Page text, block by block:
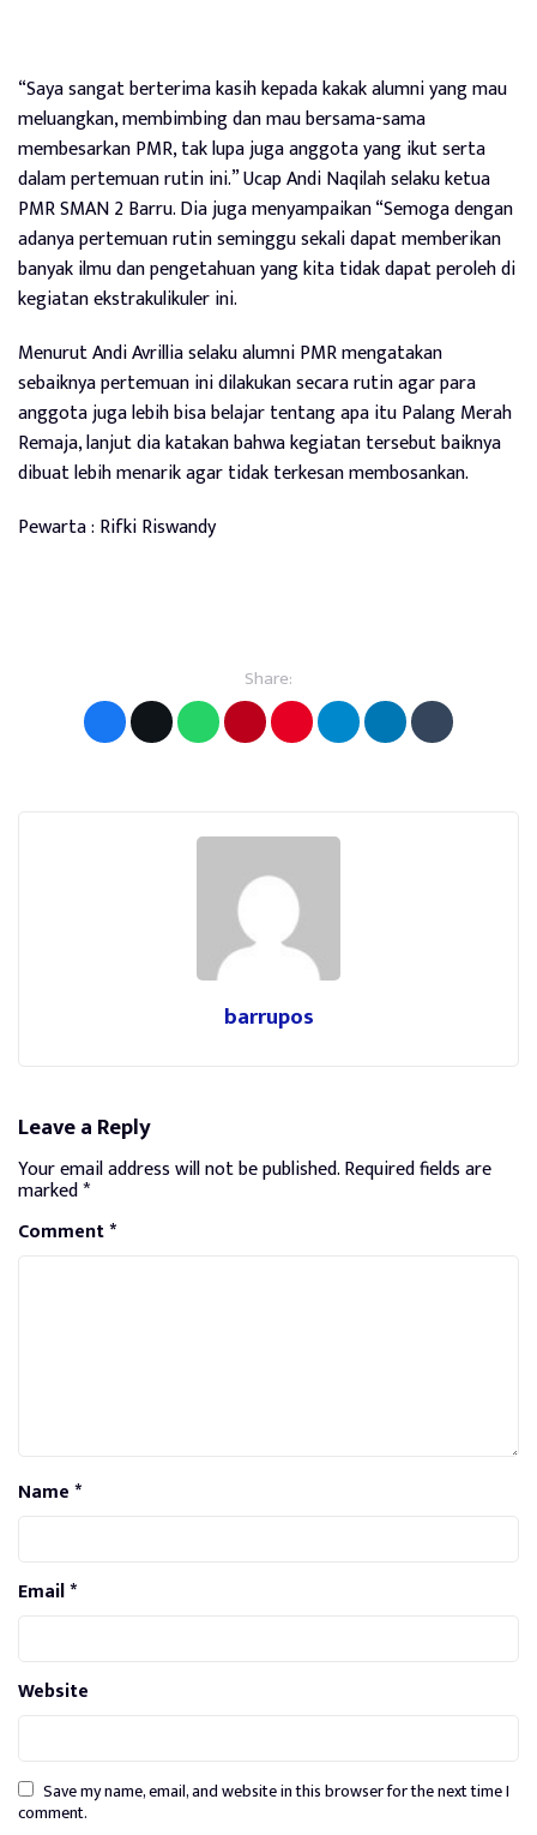
“Saya sangat berterima kasih kepada kakak alumni yang mau
meluangkan, membimbing dan mau bersama-sama
membesarkan PMR, tak lupa juga anggota yang ikut serta
dalam pertemuan rutin ini.” Ucap Andi Naqilah selaku ketua
PMR SMAN 2 Barru. Dia juga menyampaikan “Semoga dengan
adanya pertemuan rutin seminggu sekali dapat memberikan
banyak ilmu dan pengetahuan yang kita tidak dapat peroleh di
kegiatan ekstrakulikuler ini.
Menurut Andi Avrillia selaku alumni PMR mengatakan
sebaiknya pertemuan ini dilakukan secara rutin agar para
anggota juga lebih bisa belajar tentang apa itu Palang Merah
Remaja, lanjut dia katakan bahwa kegiatan tersebut baiknya
dibuat lebih menarik agar tidak terkesan membosankan.
Pewarta : Rifki Riswandy
Share:
barrupos
Leave a Reply
Your email address will not be published.Required fields are
marked*
Comment*
Name*
Email*
Website
Save my name, email, and website in this browser for the next time I
comment.